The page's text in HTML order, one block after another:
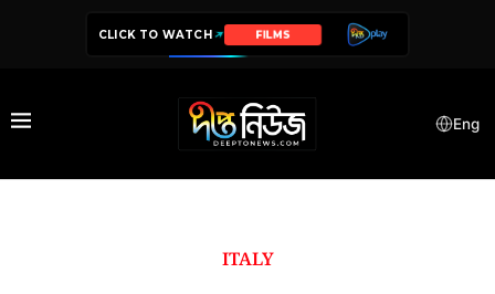
CLICK TO WATCH FILMS
Eng
ITALY